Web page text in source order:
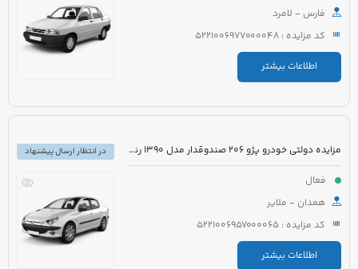
فارس - لامرد
کد مزایده : 5221006977000048
اطلاعات بیشتر
مزایده دولتی خودرو پژو 206 صندوقدار مدل 1390 رنگ سفید روغنی
فعال
همدان - ملایر
کد مزایده : 5221006957000065
اطلاعات بیشتر
در انتظار ارسال پیشنهاد